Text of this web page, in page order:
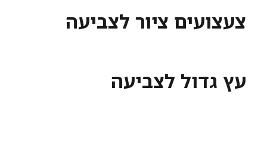
צעצועים ציור לצביעה
עץ גדול לצביעה